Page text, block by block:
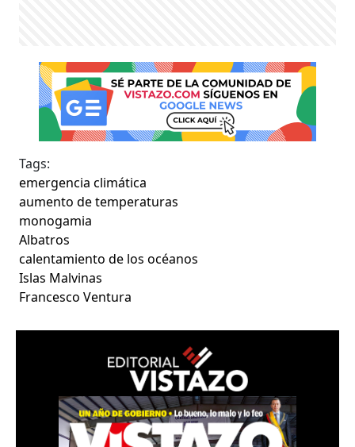
Tags:
emergencia climática
aumento de temperaturas
monogamia
Albatros
calentamiento de los océanos
Islas Malvinas
Francesco Ventura